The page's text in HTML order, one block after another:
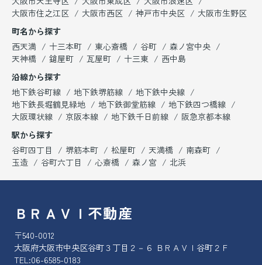
大阪市住之江区
大阪市西区 神戸市中央区
大阪市生野区
町名から探す
西天満
十三本町 東心斎橋 谷町
森ノ宮中央
天神橋
鎗屋町 瓦屋町 十三東
西中島
沿線から探す
地下鉄谷町線
地下鉄堺筋線
地下鉄中央線
地下鉄長堀鶴見緑地
地下鉄御堂筋線
地下鉄四つ橋線
大阪環状線
京阪本線 地下鉄千日前線
阪急京都本線
駅から探す
谷町四丁目
堺筋本町 松屋町 天満橋
南森町
玉造
谷町六丁目 心斎橋 森ノ宮 北浜
ＢＲＡＶＩ不動産
〒540-0012
大阪府大阪市中央区谷町３丁目２－６ ＢＲＡＶＩ谷町２Ｆ
TEL:06-6585-0183